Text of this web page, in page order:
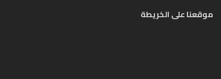
موقعنا على الخريطة